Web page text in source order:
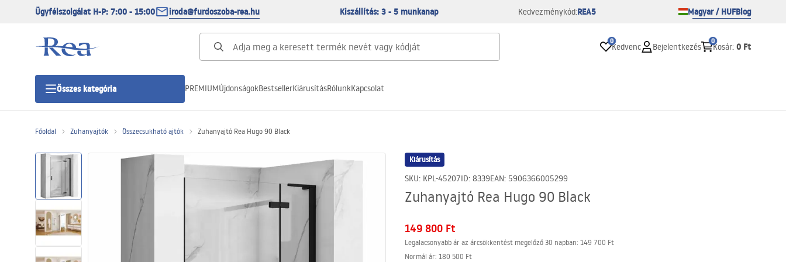
Ügyfélszolgálat H-P: 7:00 - 15:00 iroda@furdoszoba-rea.hu Kiszállítás: 3 - 5 munkanap Kedvezménykód:REA5 Magyar / HUFBlog
0
Kedvenc Bejelentkezés
0
Kosár: 0 Ft
Összes kategória
Zuhanytálcák
Zuhanylefolyók
PREMIUMÚjdonságokBestsellerKiárusításRólunkKapcsolat
Főoldal Zuhanyajtók Összecsukható ajtók Zuhanyajtó Rea Hugo 90 Black
Kiárusítás
SKU: KPL-45207ID: 8339EAN: 5906366005299
Zuhanyajtó Rea Hugo 90 Black
149 800 Ft
Legalacsonyabb ár az árcsökkentést megelőző 30 napban: 149 700 Ft
Normál ár: 180 500 Ft